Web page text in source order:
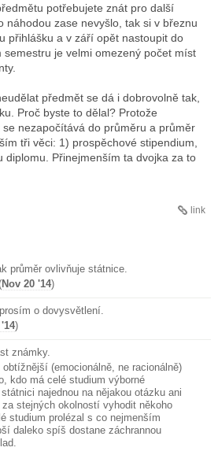
potřebujete znát pro další
náhodou zase nevyšlo, tak si v březnu
přihlášku a v září opět nastoupit do
semestru je velmi omezený počet míst
předmět se dá i dobrovolně tak,
Proč byste to dělal? Protože
nezapočítává do průměru a průměr
tři věci: 1) prospěchové stipendium,
diplomu. Přinejmenším ta dvojka za to
link
průměr ovlivňuje státnice.
Nov 20 '14)
o dovysvětlení.
)
známky.
obtížnější (emocionálně, ne racionálně)
kdo má celé studium výborné
najednou na nějakou otázku ani
za stejných okolností vyhodit někoho
studium prolézal s co nejmenším
daleko spíš dostane záchrannou